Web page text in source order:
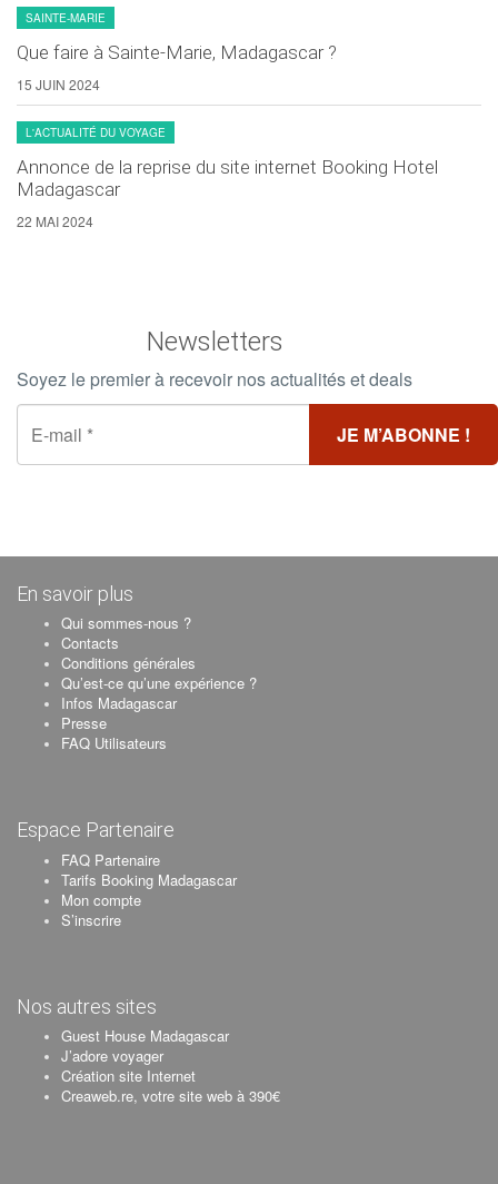
SAINTE-MARIE
Que faire à Sainte-Marie, Madagascar ?
15 JUIN 2024
L'ACTUALITÉ DU VOYAGE
Annonce de la reprise du site internet Booking Hotel
Madagascar
22 MAI 2024
Newsletters
Soyez le premier à recevoir nos actualités et deals
En savoir plus
Qui sommes-nous ?
Contacts
Conditions générales
Qu’est-ce qu’une expérience ?
Infos Madagascar
Presse
FAQ Utilisateurs
Espace Partenaire
FAQ Partenaire
Tarifs Booking Madagascar
Mon compte
S’inscrire
Nos autres sites
Guest House Madagascar
J’adore voyager
Création site Internet
Creaweb.re, votre site web à 390€